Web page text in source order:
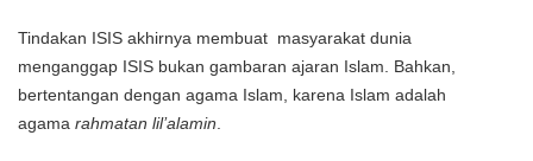
Tindakan ISIS akhirnya membuat masyarakat dunia
menganggap ISIS bukan gambaran ajaran Islam. Bahkan,
bertentangan dengan agama Islam, karena Islam adalah
agama rahmatan lil’alamin